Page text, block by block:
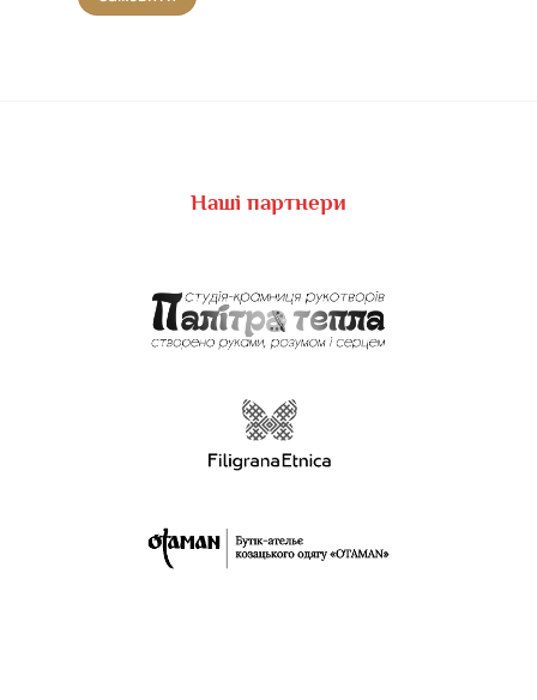
Наші партнери